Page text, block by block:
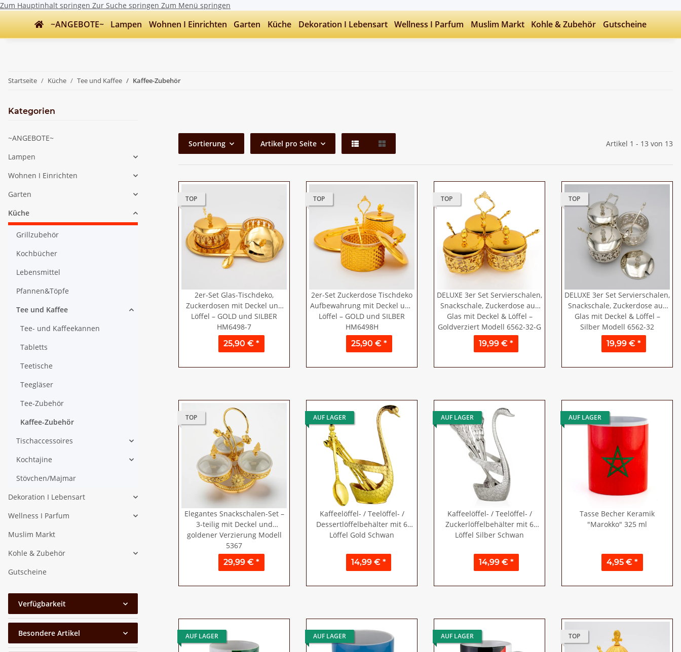
Zum Hauptinhalt springen Zur Suche springen Zum Menü springen
~ANGEBOTE~ Lampen Wohnen I Einrichten Garten Küche Dekoration I Lebensart Wellness I Parfum Muslim Markt Kohle & Zubehör Gutscheine
Startseite Küche Tee und Kaffee Kaffee-Zubehör
Sortierung Artikel pro Seite Artikel 1 - 13 von 13
TOP
2er-Set Glas-Tischdeko,
Zuckerdosen mit Deckel und
Löffel – GOLD und SILBER
HM6498-7
25,90 € *
TOP
2er-Set Zuckerdose Tischdeko
Aufbewahrung mit Deckel und
Löffel – GOLD und SILBER
HM6498H
25,90 € *
TOP
DELUXE 3er Set Servierschalen,
Snackschale, Zuckerdose aus
Glas mit Deckel & Löffel –
Goldverziert Modell 6562-32-G
19,99 € *
TOP
DELUXE 3er Set Servierschalen,
Snackschale, Zuckerdose aus
Glas mit Deckel & Löffel –
Silber Modell 6562-32
19,99 € *
TOP
Elegantes Snackschalen-Set –
3-teilig mit Deckel und
goldener Verzierung Modell
5367
29,99 € *
AUF LAGER
Kaffeelöffel- / Teelöffel- /
Dessertlöffelbehälter mit 6
Löffel Gold Schwan
14,99 € *
AUF LAGER
Kaffeelöffel- / Teelöffel- /
Zuckerlöffelbehälter mit 6
Löffel Silber Schwan
14,99 € *
AUF LAGER
Tasse Becher Keramik
"Marokko" 325 ml
4,95 € *
AUF LAGER AUF LAGER AUF LAGER TOP
Kategorien
~ANGEBOTE~
Lampen
Wohnen I Einrichten
Garten
Küche
Grillzubehör
Kochbücher
Lebensmittel
Pfannen&Töpfe
Tee und Kaffee
Tee- und Kaffeekannen
Tabletts
Teetische
Teegläser
Tee-Zubehör
Kaffee-Zubehör
Tischaccessoires
Kochtajine
Stövchen/Majmar
Dekoration I Lebensart
Wellness I Parfum
Muslim Markt
Kohle & Zubehör
Gutscheine
Verfügbarkeit
Besondere Artikel